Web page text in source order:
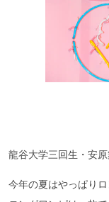
龍谷大学三回生・安
今年の夏はやっぱり